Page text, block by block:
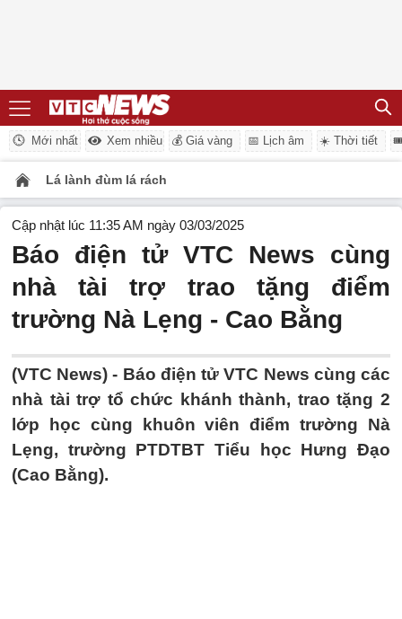
Mới nhất Xem nhiều 💰 Giá vàng 📅 Lịch âm ☀️ Thời tiết
Lá lành đùm lá rách
Cập nhật lúc 11:35 AM ngày 03/03/2025
Báo điện tử VTC News cùng
nhà tài trợ trao tặng điểm
trường Nà Lẹng - Cao Bằng
(VTC News) - Báo điện tử VTC News cùng các
nhà tài trợ tổ chức khánh thành, trao tặng 2
lớp học cùng khuôn viên điểm trường Nà
Lẹng, trường PTDTBT Tiểu học Hưng Đạo
(Cao Bằng).